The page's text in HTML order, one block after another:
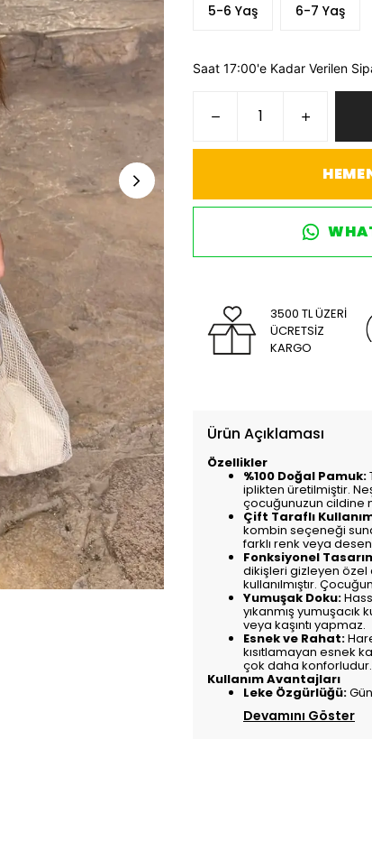
5-6 Yaş 6-7 Yaş
Saat 17:00'e Kadar Verilen
3500 TL ÜZERİ
ÜCRETSİZ
KARGO
Ürün Açıklaması
Özellikler
%100 Doğal Pamuk:
iplikten üretilmiştir.
çocuğunuzun cildine
Çift Taraflı
kombin seçeneği
farklı renk veya
Fonksiyonel
dikişleri gizleyen özel
kullanılmıştır.
Yumuşak Doku:
yıkanmış yumuşacık
veya kaşıntı yapmaz.
Esnek ve Rahat:
kısıtlamayan esnek
çok daha konforludur.
Kullanım Avantajları
Leke Özgürlüğü:
Devamını Göster